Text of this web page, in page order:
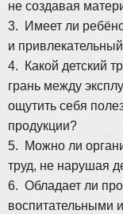
не создавая
3. Имеет ли
и
4. Какой детский
грань между
ощутить себя
продукции?
5. Можно ли
труд, не нарушая
6. Обладает ли
воспитательными